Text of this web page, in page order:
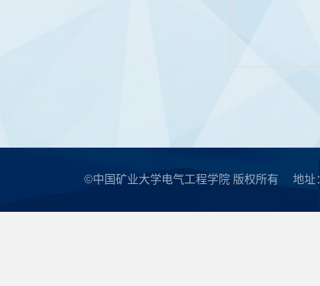
©中国矿业大学电气工程学院 版权所有 地址